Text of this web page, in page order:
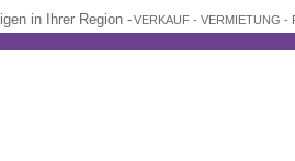
in Ihrer Region -VERKAUF - VERMIETUNG -